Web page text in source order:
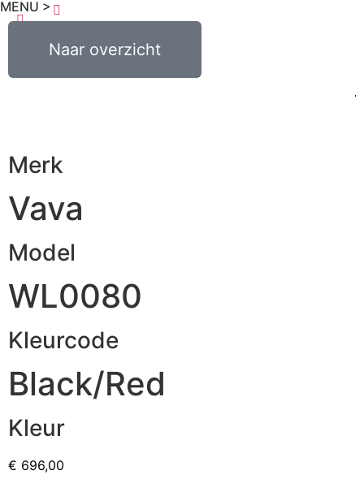
MENU >
Naar overzicht
0,00 0
Merk
Vava
Model
WL0080
Kleurcode
Black/Red
Kleur
€ 696,00